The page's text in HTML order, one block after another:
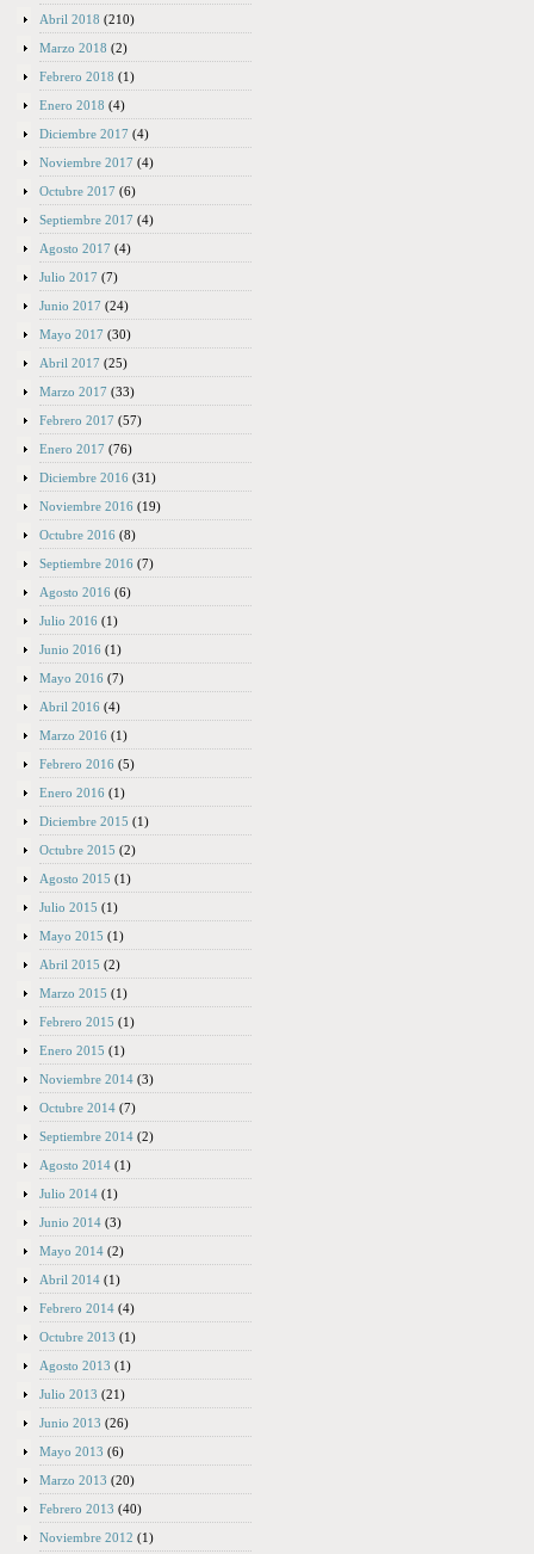
Abril 2018 (210)
Marzo 2018 (2)
Febrero 2018 (1)
Enero 2018 (4)
Diciembre 2017 (4)
Noviembre 2017 (4)
Octubre 2017 (6)
Septiembre 2017 (4)
Agosto 2017 (4)
Julio 2017 (7)
Junio 2017 (24)
Mayo 2017 (30)
Abril 2017 (25)
Marzo 2017 (33)
Febrero 2017 (57)
Enero 2017 (76)
Diciembre 2016 (31)
Noviembre 2016 (19)
Octubre 2016 (8)
Septiembre 2016 (7)
Agosto 2016 (6)
Julio 2016 (1)
Junio 2016 (1)
Mayo 2016 (7)
Abril 2016 (4)
Marzo 2016 (1)
Febrero 2016 (5)
Enero 2016 (1)
Diciembre 2015 (1)
Octubre 2015 (2)
Agosto 2015 (1)
Julio 2015 (1)
Mayo 2015 (1)
Abril 2015 (2)
Marzo 2015 (1)
Febrero 2015 (1)
Enero 2015 (1)
Noviembre 2014 (3)
Octubre 2014 (7)
Septiembre 2014 (2)
Agosto 2014 (1)
Julio 2014 (1)
Junio 2014 (3)
Mayo 2014 (2)
Abril 2014 (1)
Febrero 2014 (4)
Octubre 2013 (1)
Agosto 2013 (1)
Julio 2013 (21)
Junio 2013 (26)
Mayo 2013 (6)
Marzo 2013 (20)
Febrero 2013 (40)
Noviembre 2012 (1)